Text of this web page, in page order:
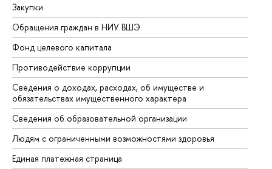
Закупки
Обращения граждан в НИУ ВШЭ
Фонд целевого капитала
Противодействие коррупции
Сведения о доходах, расходах, об имуществе и
обязательствах имущественного характера
Сведения об образовательной организации
Людям с ограниченными возможностями здоровья
Единая платежная страница